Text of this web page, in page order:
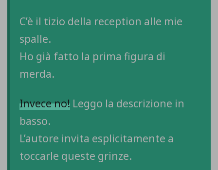
C’è il tizio della reception alle mie
spalle.
Ho già fatto la prima figura di
merda.
Invece no! Leggo la descrizione in
basso.
L’autore invita esplicitamente a
toccarle queste grinze.